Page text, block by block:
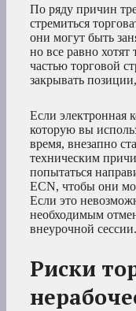
По ряду причин
стремиться
они могут быть
но все равно
частью торговой
закрывать
Если электронная
которую вы
время, внезапно
техническим
попытаться
ECN, чтобы они
Если это
необходимым
внеурочной сессии.
Риски